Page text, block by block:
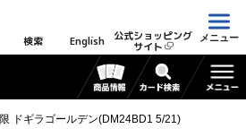
検索 English 公式ショッピング
サイト
メニュー
ドギラゴールデン(DM24BD1 5/21)